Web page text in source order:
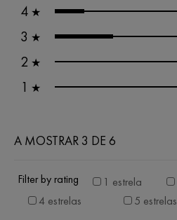
4 ★
3 ★
2 ★
1 ★
A MOSTRAR 3 DE 6
Filter by rating 1 estrela
4 estrelas
5 estrelas